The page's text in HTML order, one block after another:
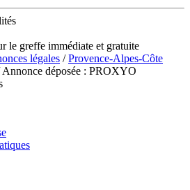
le greffe immédiate et gratuite
légales /Provence-Alpes-Côte
Annonce déposée : PROXYO